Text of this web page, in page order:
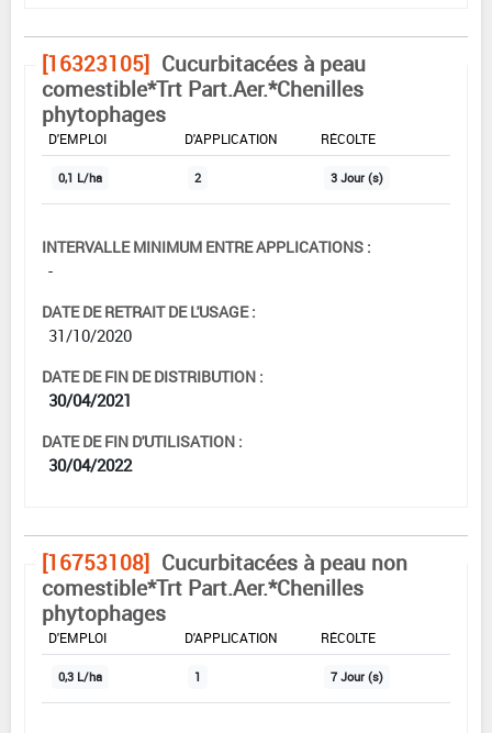
[16323105] Cucurbitacées à peau
comestible*Trt Part.Aer.*Chenilles
phytophages
DOSE MAX
D'EMPLOI
D'APPLICATION
RÉCOLTE
0,1 L/ha 2 3 Jour (s)
INTERVALLE MINIMUM ENTRE APPLICATIONS :
-
DATE DE RETRAIT DE L'USAGE :
31/10/2020
DATE DE FIN DE DISTRIBUTION :
30/04/2021
DATE DE FIN D'UTILISATION :
30/04/2022
[16753108] Cucurbitacées à peau non
comestible*Trt Part.Aer.*Chenilles
phytophages
DOSE MAX
D'EMPLOI
D'APPLICATION
RÉCOLTE
0,3 L/ha 1 7 Jour (s)